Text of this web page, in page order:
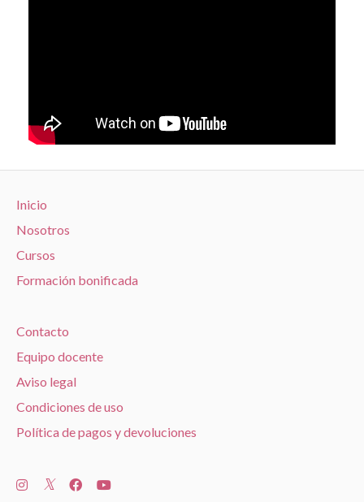
Inicio
Nosotros
Cursos
Formación bonificada
Contacto
Equipo docente
Aviso legal
Condiciones de uso
Política de pagos y devoluciones